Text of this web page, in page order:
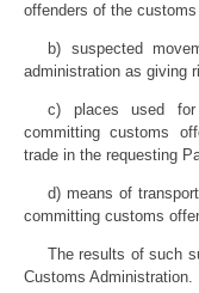
offenders of the
b) suspected
administration as giving
c) places used
committing customs
trade in the requesting
d) means of
committing customs
The results of such
Customs Administration.